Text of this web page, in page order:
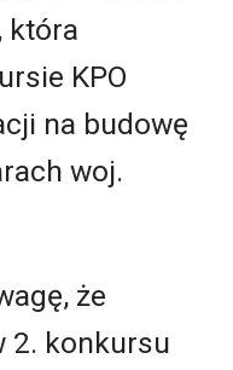
która
KPO
na budowę
woj.
że
2. konkursu